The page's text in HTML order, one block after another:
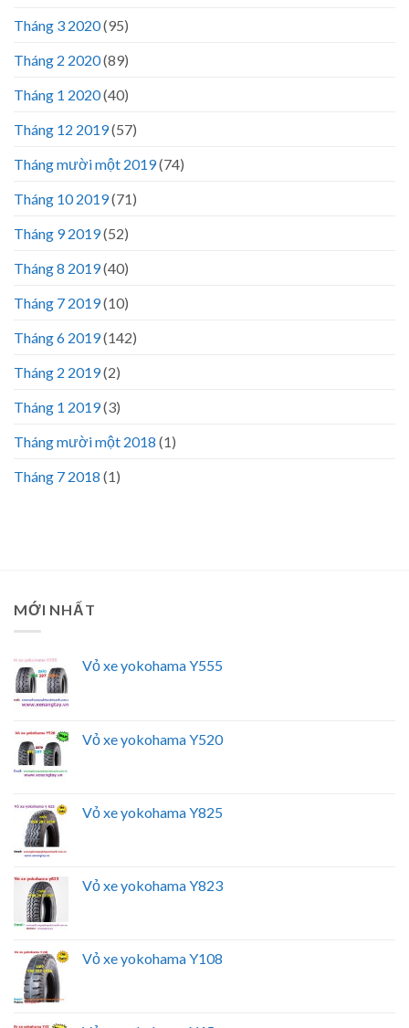
Tháng 3 2020(95)
Tháng 2 2020(89)
Tháng 1 2020(40)
Tháng 12 2019(57)
Tháng mười một 2019(74)
Tháng 10 2019(71)
Tháng 9 2019(52)
Tháng 8 2019(40)
Tháng 7 2019(10)
Tháng 6 2019(142)
Tháng 2 2019(2)
Tháng 1 2019(3)
Tháng mười một 2018 (1)
Tháng 7 2018 (1)
MỚI NHẤT
Vỏ xe yokohama Y555
Vỏ xe yokohama Y520
Vỏ xe yokohama Y825
Vỏ xe yokohama Y823
Vỏ xe yokohama Y108